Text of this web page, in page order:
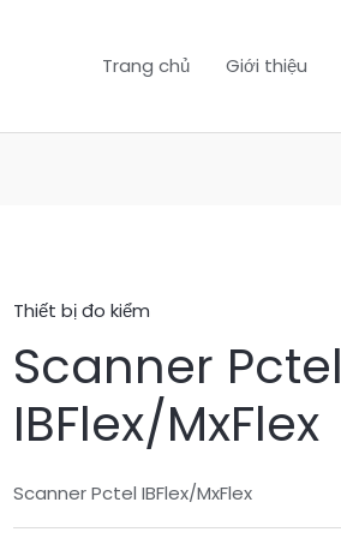
Trang chủ Giới thiệu
Thiết bị đo kiểm
Scanner Pctel
IBFlex/MxFlex
Scanner Pctel IBFlex/MxFlex